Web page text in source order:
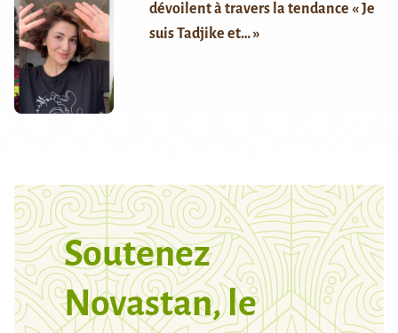
dévoilent à travers la tendance « Je
suis Tadjike et… »
Soutenez
Novastan, le